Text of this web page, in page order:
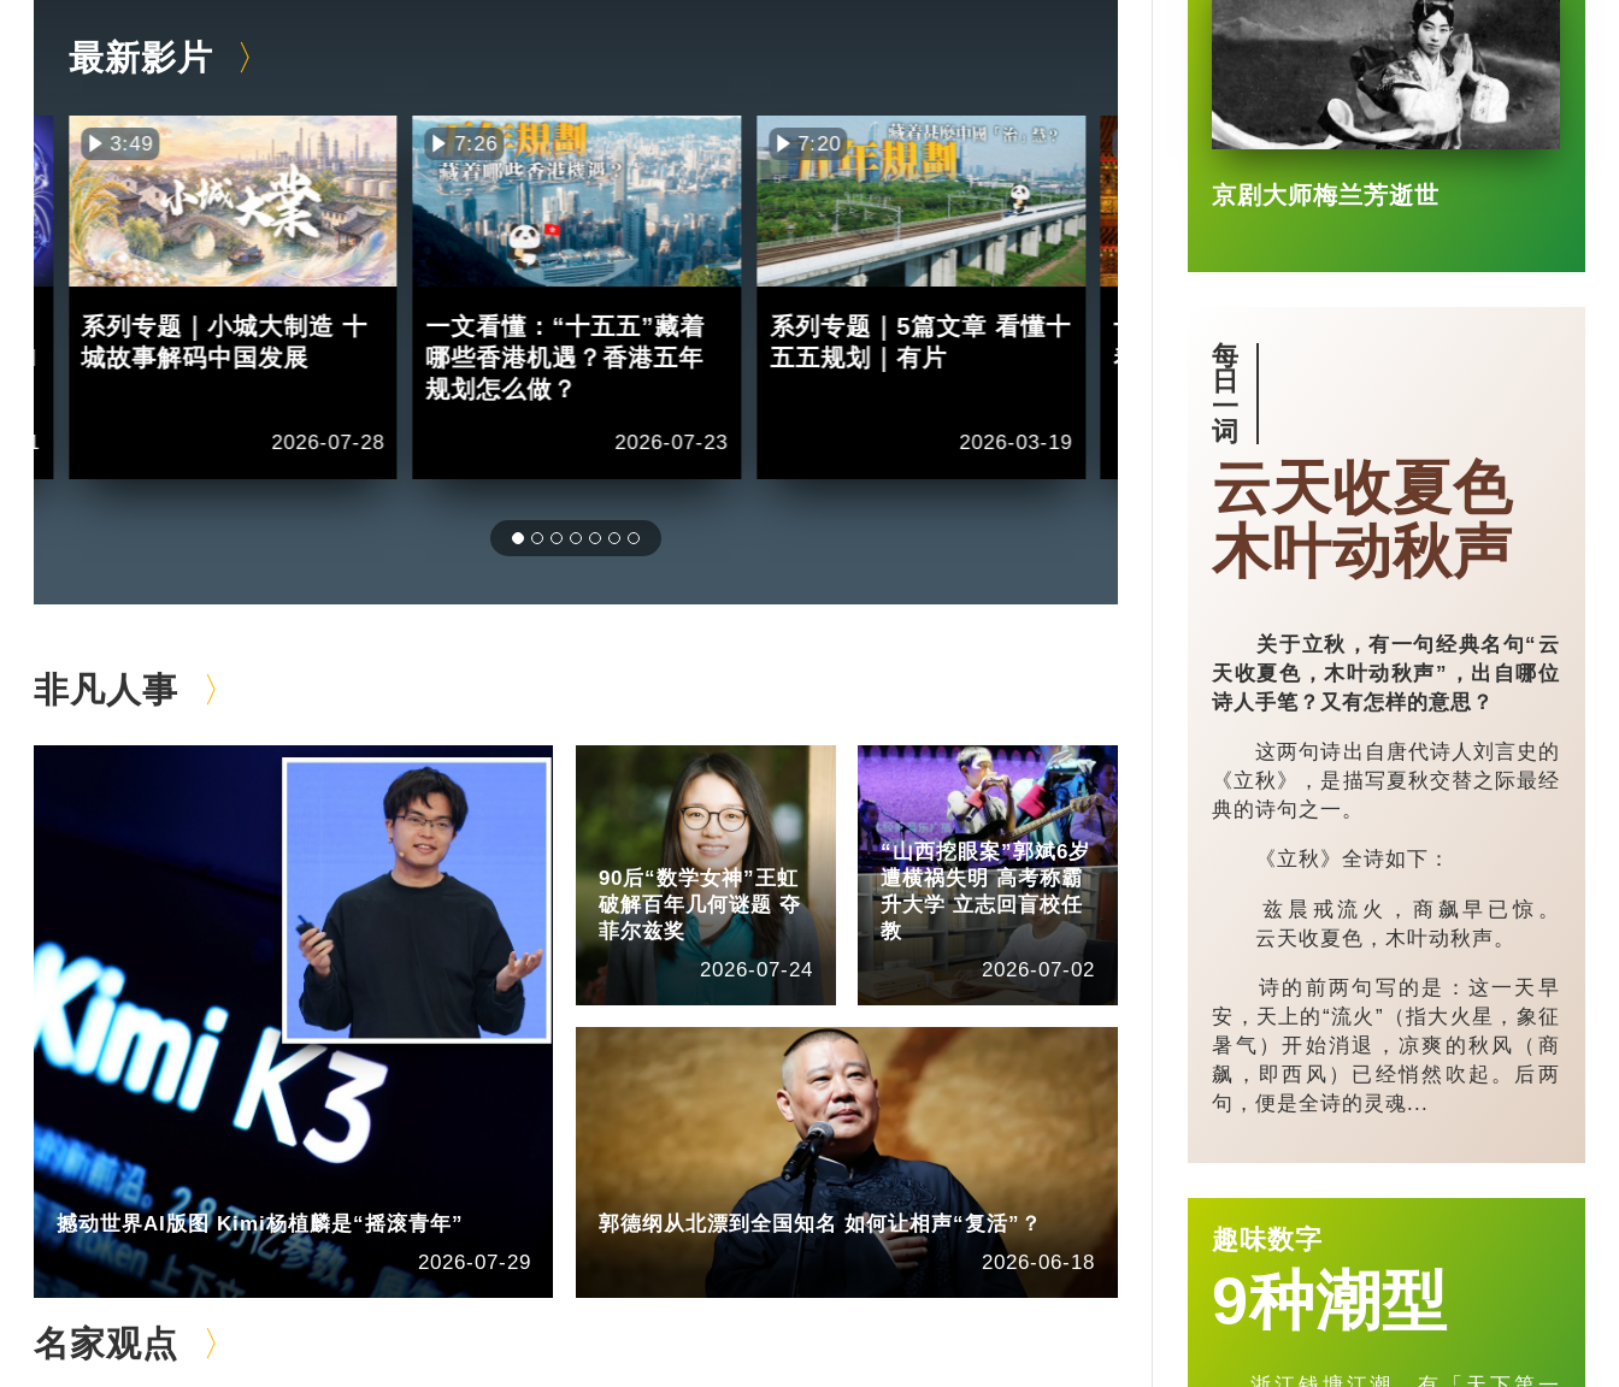
最新影片
II
11
3:49
系列专题｜小城大制造 十
城故事解码中国发展
2026-07-28
7:26
一文看懂：“十五五”藏着
哪些香港机遇？香港五年
规划怎么做？
2026-07-23
7:20
系列专题｜5篇文章 看懂十
五五规划｜有片
2026-03-19
十五五规划｜五年规划 藏
着什么中国“治”慧？
3:49
非凡人事
撼动世界AI版图 Kimi杨植麟是“摇滚青年”
2026-07-29
90后“数学女神”王虹
破解百年几何谜题 夺
菲尔兹奖
2026-07-24
“山西挖眼案”郭斌6岁
遭横祸失明 高考称霸
升大学 立志回盲校任
教
2026-07-02
郭德纲从北漂到全国知名 如何让相声“复活”？
2026-06-18
名家观点
京剧大师梅兰芳逝世
每
日
一
词
云天收夏色
木叶动秋声
关于立秋，有一句经典名句“云
天收夏色，木叶动秋声”，出自哪位
诗人手笔？又有怎样的意思？
这两句诗出自唐代诗人刘言史的
《立秋》，是描写夏秋交替之际最经
典的诗句之一。
《立秋》全诗如下：
兹晨戒流火，商飙早已惊。
云天收夏色，木叶动秋声。
诗的前两句写的是：这一天早
安，天上的“流火”（指大火星，象征
暑气）开始消退，凉爽的秋风（商
飙，即西风）已经悄然吹起。后两
句，便是全诗的灵魂...
趣味数字
9种潮型